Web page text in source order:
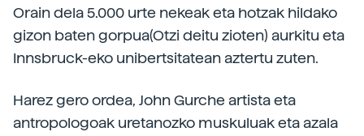
Orain dela 5.000 urte nekeak eta hotzak hildako
gizon baten gorpua(Otzi deitu zioten) aurkitu eta
Innsbruck-eko unibertsitatean aztertu zuten.
Harez gero ordea, John Gurche artista eta
antropologoak uretanozko muskuluak eta azala